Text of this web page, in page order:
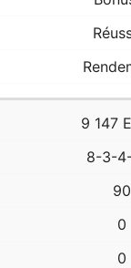
9 147
8-3-
90
0
0